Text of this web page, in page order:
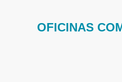
OFICINAS